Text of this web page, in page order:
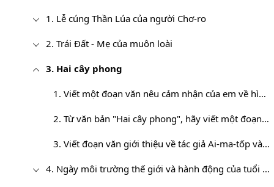
1. Lễ cúng Thần Lúa của người Chơ-ro
2. Trái Đất - Mẹ của muôn loài
3. Hai cây phong
1. Viết một đoạn văn nêu cảm nhận của em về hình ảnh hai cây phong
2. Từ văn bản "Hai cây phong", hãy viết một đoạn văn ngắn (khoảng 7 - 10 câu) về tình yêu quê hương
3. Viết đoạn văn giới thiệu về tác giả Ai-ma-tốp và truyện ngắn “Hai cây phong”
4. Ngày môi trường thế giới và hành động của tuổi trẻ